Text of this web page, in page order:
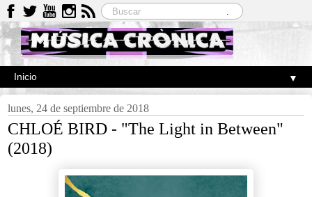
▼
lunes, 24 de septiembre de 2018
CHLOÉ BIRD - "The Light in Between"
(2018)